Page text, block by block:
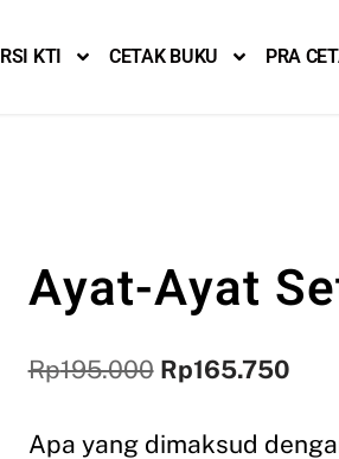
KTI CETAK BUKU PRA
Ayat-Ayat
Rp195.000 Rp165.750
Apa yang dimaksud